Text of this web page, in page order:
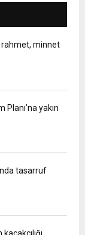
rahmet, minnet
Planı’na yakın
tasarruf